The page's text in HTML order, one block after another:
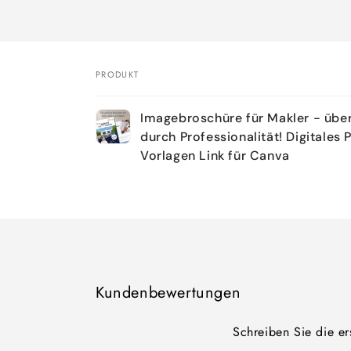
Dein
Warenkorb
PRODUKT
Imagebroschüre für Makler -
durch Professionalität! Digitales
Vorlagen Link für Canva
Kundenbewertungen
Schreiben Sie die